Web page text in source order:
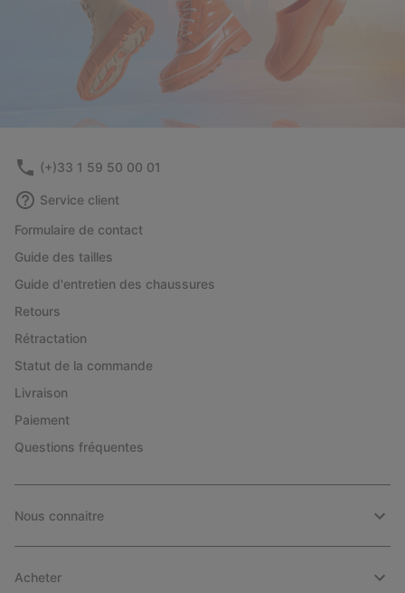
(+)33 1 59 50 00 01
Service client
Formulaire de contact
Guide des tailles
Guide d'entretien des chaussures
Retours
Rétractation
Statut de la commande
Livraison
Paiement
Questions fréquentes
Nous connaitre
Acheter